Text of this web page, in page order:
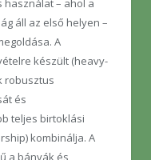
– ahol a
áll az első helyen –
A
készült (heavy-
robusztus
és
teljes birtoklási
kombinálja. A